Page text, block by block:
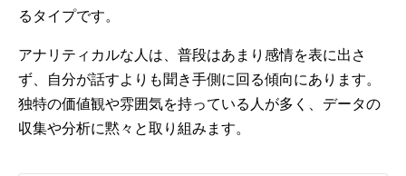
るタイプです。
アナリティカルな人は、普段はあまり感情を表に出さ
ず、自分が話すよりも聞き手側に回る傾向にあります。
独特の価値観や雰囲気を持っている人が多く、データの
収集や分析に黙々と取り組みます。